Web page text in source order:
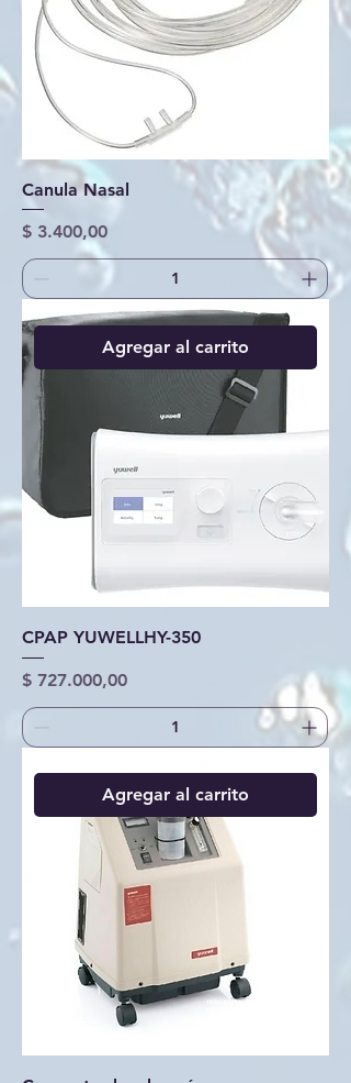
Canula Nasal
Precio
$ 3.400,00
Agregar al carrito
CPAP YUWELLHY-350
Precio
$ 727.000,00
Agregar al carrito